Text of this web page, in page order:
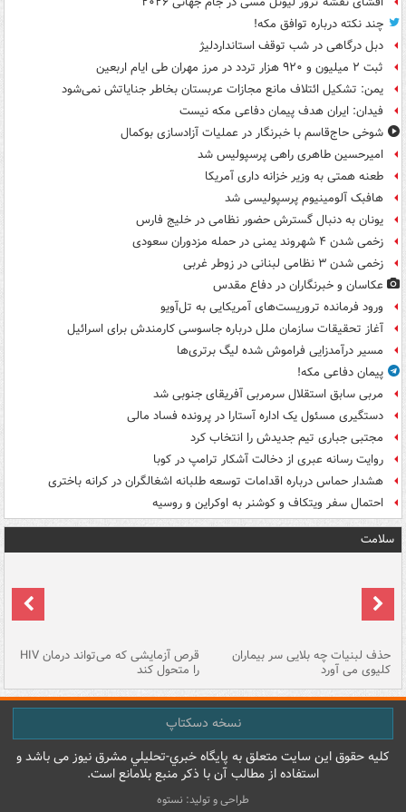
چند نکته درباره توافق مکه!
دبل درگاهی در شب توقف استانداردلیژ
ثبت ۲ میلیون و ۹۲۰ هزار تردد در مرز مهران طی ایام اربعین
یمن: تشکیل ائتلاف مانع مجازات عربستان بخاطر جنایاتش نمی‌شود
فیدان: ایران هدف پیمان دفاعی مکه نیست
شوخی حاج‌قاسم با خبرنگار در عملیات آزادسازی بوکمال
امیرحسین طاهری راهی پرسپولیس شد
طعنه همتی به وزیر خزانه داری آمریکا
هافبک آلومینیوم پرسپولیسی شد
یونان به دنبال گسترش حضور نظامی در خلیج فارس
زخمی شدن ۴ شهروند یمنی در حمله مزدوران سعودی
زخمی شدن ۳ نظامی لبنانی در زوطر غربی
عکاسان و خبرنگاران در دفاع مقدس
ورود فرمانده تروریست‌های آمریکایی به تل‌آویو
آغاز تحقیقات سازمان ملل درباره جاسوسی کارمندش برای اسرائیل
مسیر درآمدزایی فراموش شده لیگ برتری‌ها
پیمان دفاعی مکه!
مربی سابق استقلال سرمربی آفریقای جنوبی شد
دستگیری مسئول یک اداره آستارا در پرونده فساد مالی
مجتبی جباری تیم جدیدش را انتخاب کرد
روایت رسانه عبری از دخالت آشکار ترامپ در کوبا
هشدار حماس درباره اقدامات توسعه طلبانه اشغالگران در کرانه باختری
احتمال سفر ویتکاف و کوشنر به اوکراین و روسیه
سلامت
حذف لبنیات چه بلایی سر بیماران
کلیوی می آورد
قرص آزمایشی که می‌تواند درمان HIV
را متحول کند
نسخه دسکتاپ
کليه حقوق اين سايت متعلق به پایگاه خبري-تحليلي مشرق نيوز می باشد و
استفاده از مطالب آن با ذکر منبع بلامانع است.
طراحی و تولید: نستوه